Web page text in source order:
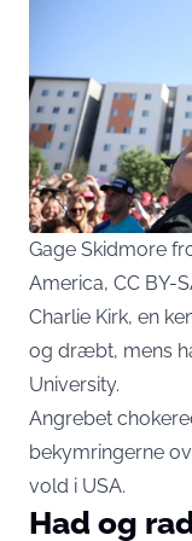
Gage Skidmore
America, CC BY-
Charlie Kirk, en
og dræbt, mens
University.
Angrebet
bekymringerne
vold i USA.
Had og